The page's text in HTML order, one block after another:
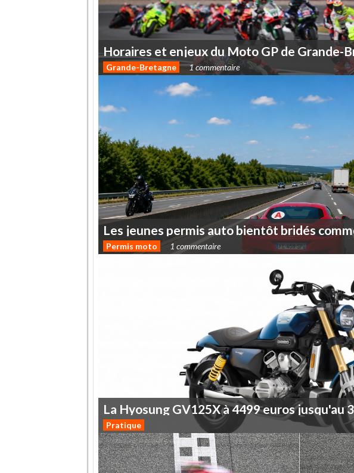
Horaires et enjeux du Moto GP de Grande-
Grande-Bretagne 1 commentaire
Les jeunes permis auto bientôt bridés
Permis moto 1 commentaire
La Hyosung GV125Xà4499eurosjusqu'au
Pratique